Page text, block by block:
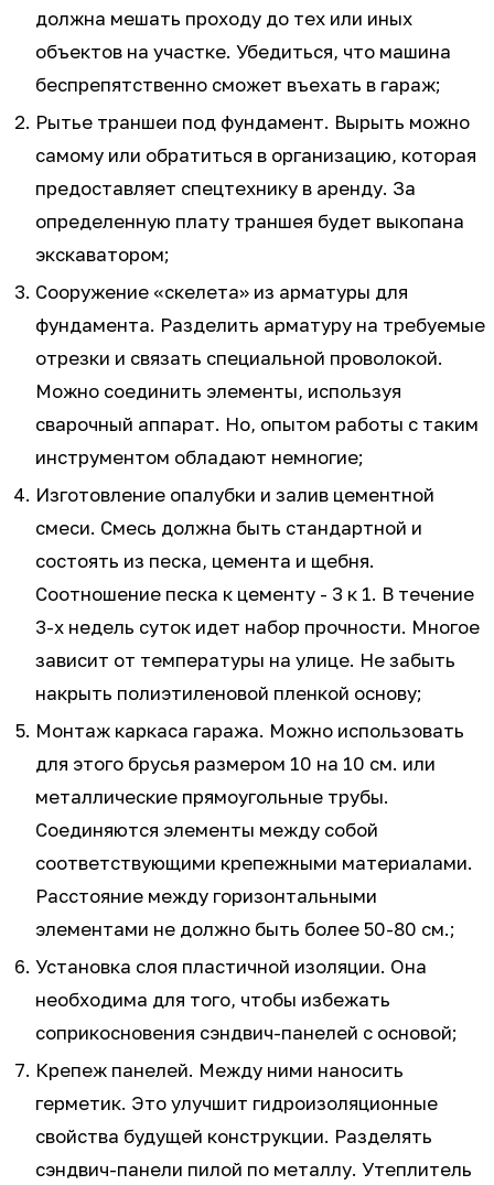
должна мешать проходу до тех или иных
объектов на участке. Убедиться, что машина
беспрепятственно сможет въехать в гараж;
Рытье траншеи под фундамент. Вырыть можно
самому или обратиться в организацию, которая
предоставляет спецтехнику в аренду. За
определенную плату траншея будет выкопана
экскаватором;
Сооружение «скелета» из арматуры для
фундамента. Разделить арматуру на требуемые
отрезки и связать специальной проволокой.
Можно соединить элементы, используя
сварочный аппарат. Но, опытом работы с таким
инструментом обладают немногие;
Изготовление опалубки и залив цементной
смеси. Смесь должна быть стандартной и
состоять из песка, цемента и щебня.
Соотношение песка к цементу - 3 к 1. В течение
3-х недель суток идет набор прочности. Многое
зависит от температуры на улице. Не забыть
накрыть полиэтиленовой пленкой основу;
Монтаж каркаса гаража. Можно использовать
для этого брусья размером 10 на 10 см. или
металлические прямоугольные трубы.
Соединяются элементы между собой
соответствующими крепежными материалами.
Расстояние между горизонтальными
элементами не должно быть более 50-80 см.;
Установка слоя пластичной изоляции. Она
необходима для того, чтобы избежать
соприкосновения сэндвич-панелей с основой;
Крепеж панелей. Между ними наносить
герметик. Это улучшит гидроизоляционные
свойства будущей конструкции. Разделять
сэндвич-панели пилой по металлу. Утеплитель